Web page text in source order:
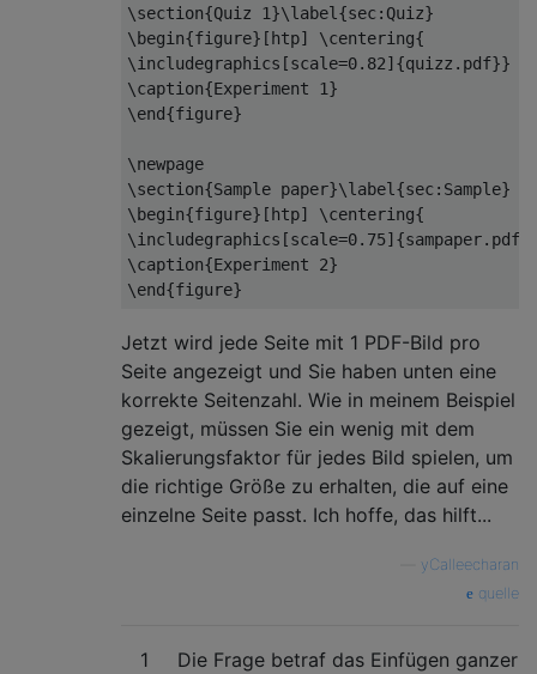
\section{Quiz 1}\label {sec:Quiz}
\begin{figure}[htp] \centering{
\includegraphics [scale=0.82]{quizz.pdf}}
\caption{Experiment 1}
\end{figure}
\newpage
\section{Sample paper}\label {sec:Sample}
\begin{figure}[htp] \centering{
\includegraphics [scale=0.75]{sampaper.pdf
\caption{Experiment 2}
\end{figure}
Jetzt wird jede Seite mit 1 PDF-Bild pro
Seite angezeigt und Sie haben unten eine
korrekte Seitenzahl. Wie in meinem Beispiel
gezeigt, müssen Sie ein wenig mit dem
Skalierungsfaktor für jedes Bild spielen, um
die richtige Größe zu erhalten, die auf eine
einzelne Seite passt. Ich hoffe, das hilft...
yCalleecharan
quelle
1
Die Frage betraf das Einfügen ganzer